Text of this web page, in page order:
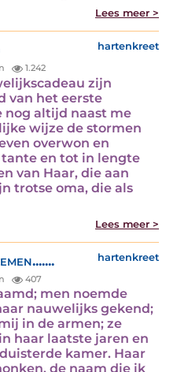
Lees meer >
hartenkreet
1.242
zijn
van het eerste
nog altijd naast me
wijze de stormen
overwon en
en tot in lengte
van Haar, die aan
trotse oma, die als
Lees meer >
hartenkreet
407
men noemde
nauwelijks gekend;
in de armen; ze
haar laatste jaren en
kamer. Haar
de naam die ik